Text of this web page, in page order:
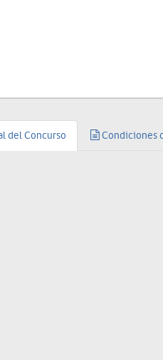
del Concurso Condiciones